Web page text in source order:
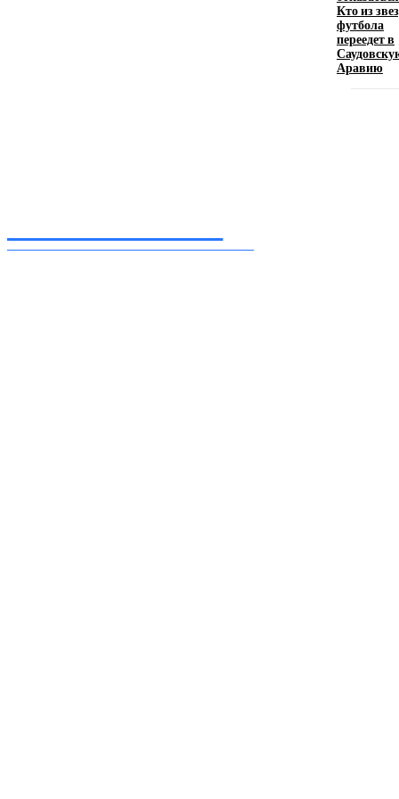
Кто из
футбола
переедет в
Аравию